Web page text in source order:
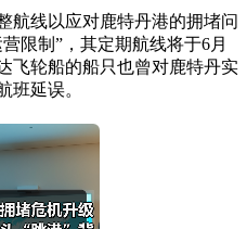
线以应对鹿特丹港的拥堵问
限制”，其定期航线将于6月
飞轮船的船只也曾对鹿特丹实
班延误。